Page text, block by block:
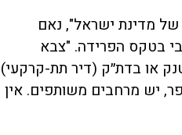
של מדינת ישראל", נאם
בטקס הפרידה. "צבא
או בדת״ק (דיר תת-קרקעי)
יש מרחבים משותפים. אין